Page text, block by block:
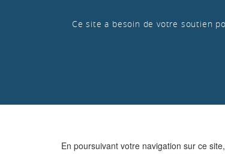
En poursuivant votre navigation sur ce
Ce site a besoin de votre soutien